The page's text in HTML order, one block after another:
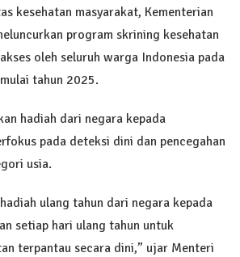
kesehatan masyarakat, Kementerian
program skrining kesehatan
oleh seluruh warga Indonesia pada
tahun 2025.
hadiah dari negara kepada
pada deteksi dini dan pencegahan
usia.
ulang tahun dari negara kepada
setiap hari ulang tahun untuk
terpantau secara dini,” ujar Menteri